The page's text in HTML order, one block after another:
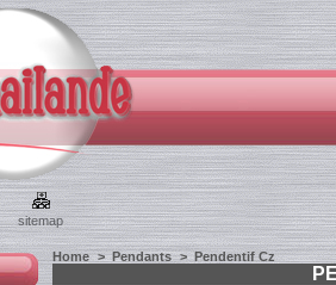
sitemap
Home > Pendants > Pendentif Cz